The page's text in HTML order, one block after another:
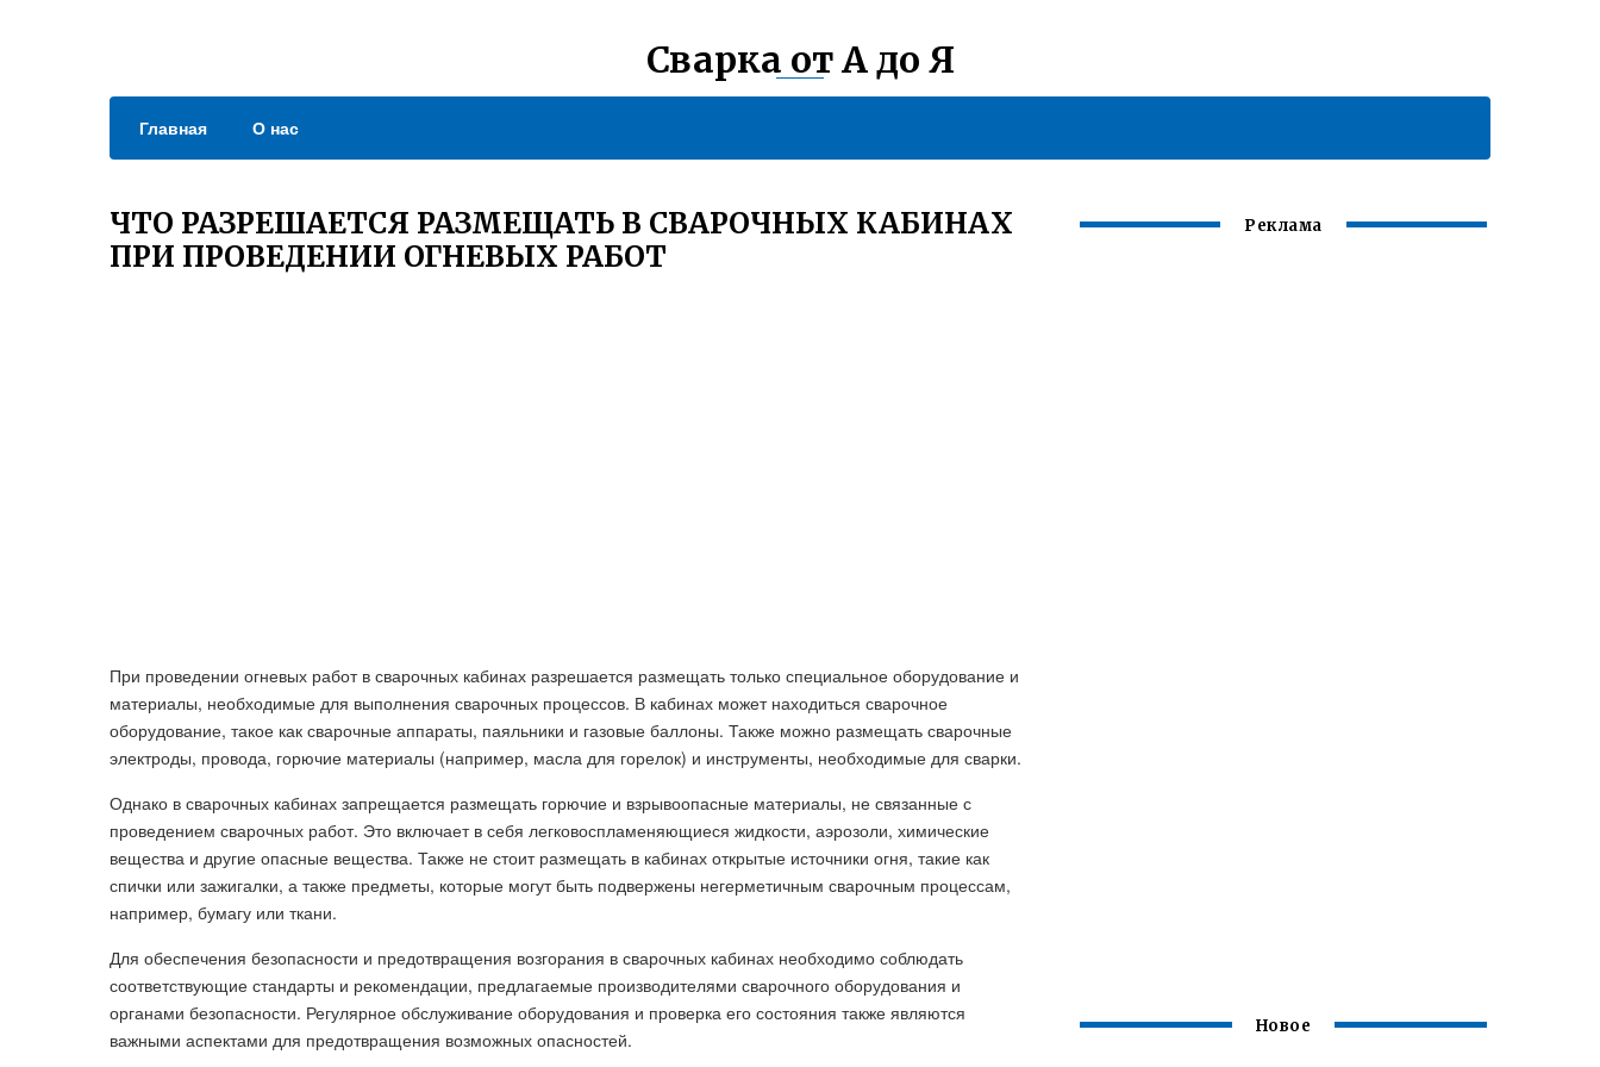
Сварка от А до Я
Главная О нас
ЧТО РАЗРЕШАЕТСЯ РАЗМЕЩАТЬ В СВАРОЧНЫХ КАБИНАХ
ПРИ ПРОВЕДЕНИИ ОГНЕВЫХ РАБОТ
При проведении огневых работ в сварочных кабинах разрешается размещать только специальное оборудование и
материалы, необходимые для выполнения сварочных процессов. В кабинах может находиться сварочное
оборудование, такое как сварочные аппараты, паяльники и газовые баллоны. Также можно размещать сварочные
электроды, провода, горючие материалы (например, масла для горелок) и инструменты, необходимые для сварки.
Однако в сварочных кабинах запрещается размещать горючие и взрывоопасные материалы, не связанные с
проведением сварочных работ. Это включает в себя легковоспламеняющиеся жидкости, аэрозоли, химические
вещества и другие опасные вещества. Также не стоит размещать в кабинах открытые источники огня, такие как
спички или зажигалки, а также предметы, которые могут быть подвержены негерметичным сварочным процессам,
например, бумагу или ткани.
Для обеспечения безопасности и предотвращения возгорания в сварочных кабинах необходимо соблюдать
соответствующие стандарты и рекомендации, предлагаемые производителями сварочного оборудования и
органами безопасности. Регулярное обслуживание оборудования и проверка его состояния также являются
важными аспектами для предотвращения возможных опасностей.
Реклама
Новое